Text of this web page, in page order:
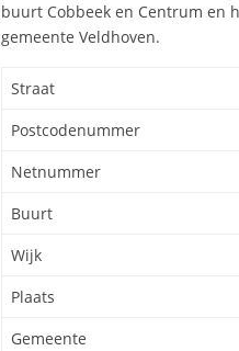
buurt Cobbeek en Centrum en
gemeente Veldhoven.
Straat
Postcodenummer
Netnummer
Buurt
Wijk
Plaats
Gemeente